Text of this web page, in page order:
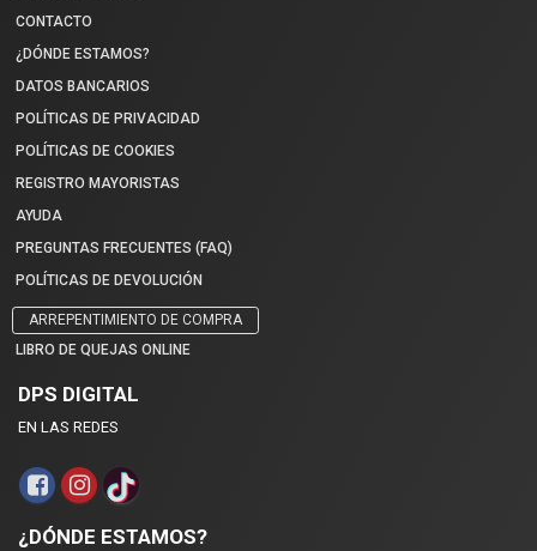
CONTACTO
¿DÓNDE ESTAMOS?
DATOS BANCARIOS
POLÍTICAS DE PRIVACIDAD
POLÍTICAS DE COOKIES
REGISTRO MAYORISTAS
AYUDA
PREGUNTAS FRECUENTES (FAQ)
POLÍTICAS DE DEVOLUCIÓN
ARREPENTIMIENTO DE COMPRA
LIBRO DE QUEJAS ONLINE
DPS DIGITAL
EN LAS REDES
¿DÓNDE ESTAMOS?